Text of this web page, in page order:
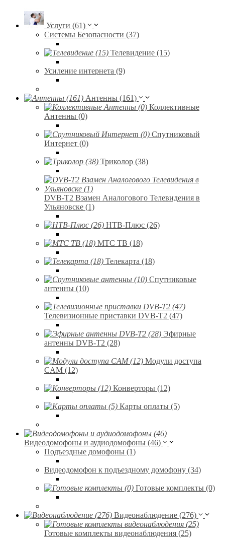
Услуги (61)
Системы Безопасности (37)
Телевидение (15)
Усиление интернета (9)
Антенны (161)
Коллективные
Антенны (0)
Спутниковый
Интернет (0)
Триколор (38)
DVB-T2 Взамен Аналогового Телевидения в
Ульяновске (1)
НТВ-Плюс (26)
МТС ТВ (18)
Телекарта (18)
Спутниковые
антенны (10)
Телевизионные приставки DVB-T2 (47)
Эфирные
антенны DVB-T2 (28)
Модули доступа
CAM (12)
Конверторы (12)
Карты оплаты (5)
Видеодомофоны и аудиодомофоны (46)
Подъездные домофоны (1)
Видеодомофон к подъездному домофону (34)
Готовые комплекты (0)
Видеонаблюдение (276)
Готовые комплекты видеонаблюдения (25)